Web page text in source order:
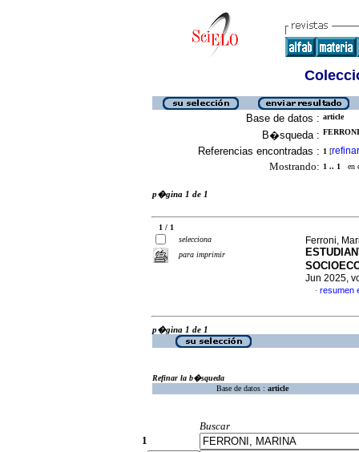
Base de datos : article
B�squeda :
Referencias encontradas : 1 [refinar
Mostrando: 1 .. 1 en
p�gina 1 de 1
1 / 1
selecciona
para imprimir
Ferroni,
Jun 2025,
· resumen
p�gina 1 de 1
Refinar la b�squeda
Base de datos : article
Buscar
1